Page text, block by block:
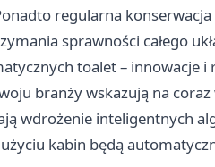
regularna
sprawności całego
toalet – innowacje
branży wskazują na
wdrożenie inteligentnych
kabin będą